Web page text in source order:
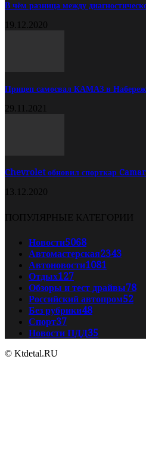
В чём разница между
19.12.2020
Прицеп самосвал КАМАЗ в
29.11.2021
Chevrolet обновил спорткар
13.12.2020
ПОПУЛЯРНЫЕ КАТЕГОРИИ
Новости5068
Автомастерская2343
Автоновости1081
Отдых127
Обзоры и тест драйвы78
Российский автопром52
Без рубрики48
Спорт37
Новости ПДД35
© Ktdetal.RU